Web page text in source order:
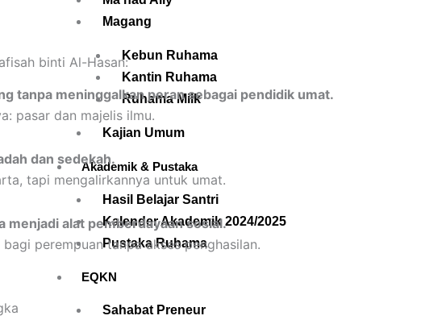
Magang
Kebun Ruhama
Kantin Ruhama
Ruhama Milk
Kajian Umum
Akademik & Pustaka
Hasil Belajar Santri
Kalender Akademik 2024/2025
Pustaka Ruhama
EQKN
Sahabat Preneur
binti Al-Hasan:
tanpa meninggalkan peran sebagai pendidik umat.
pasar dan majelis ilmu.
dan sedekah.
tapi mengalirkannya untuk umat.
menjadi alat pemberdayaan sosial.
perempuan tanpa akses penghasilan.